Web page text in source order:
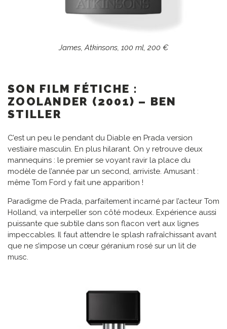
James, Atkinsons, 100 ml, 200 €
SON FILM FÉTICHE :
ZOOLANDER (2001) – BEN
STILLER
C’est un peu le pendant du Diable en Prada version
vestiaire masculin. En plus hilarant. On y retrouve deux
mannequins : le premier se voyant ravir la place du
modèle de l’année par un second, arriviste. Amusant :
même Tom Ford y fait une apparition !
Paradigme de Prada, parfaitement incarné par l’acteur Tom
Holland, va interpeller son côté modeux. Expérience aussi
puissante que subtile dans son flacon vert aux lignes
impeccables. Il faut attendre le splash rafraîchissant avant
que ne s’impose un cœur géranium rosé sur un lit de
musc.